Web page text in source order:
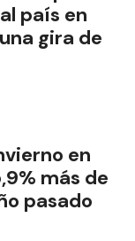
país en
gira de
en
más de
pasado